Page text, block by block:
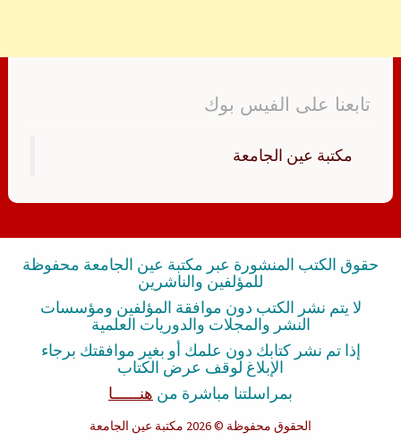
تابعنا على الفيس بوك
‏مكتبة عين الجامعة‏
حقوق الكتب المنشورة عبر مكتبة عين الجامعة محفوظة
للمؤلفين والناشرين
لا يتم نشر الكتب دون موافقة المؤلفين ومؤسسات
النشر والمجلات والدوريات العلمية
إذا تم نشر كتابك دون علمك أو بغير موافقتك برجاء
الإبلاغ لوقف عرض الكتاب
بمراسلتنا مباشرة من هنــــــا
الحقوق محفوظة © 2026 مكتبة عين الجامعة